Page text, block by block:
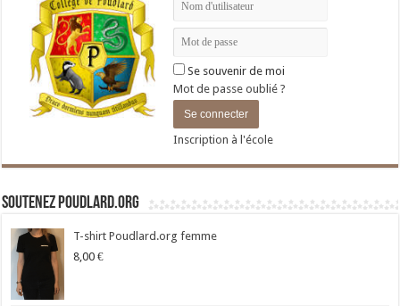
Se souvenir de moi
Mot de passe oublié ?
Inscription à l'école
Soutenez Poudlard.org
T-shirt Poudlard.org femme
8,00 €